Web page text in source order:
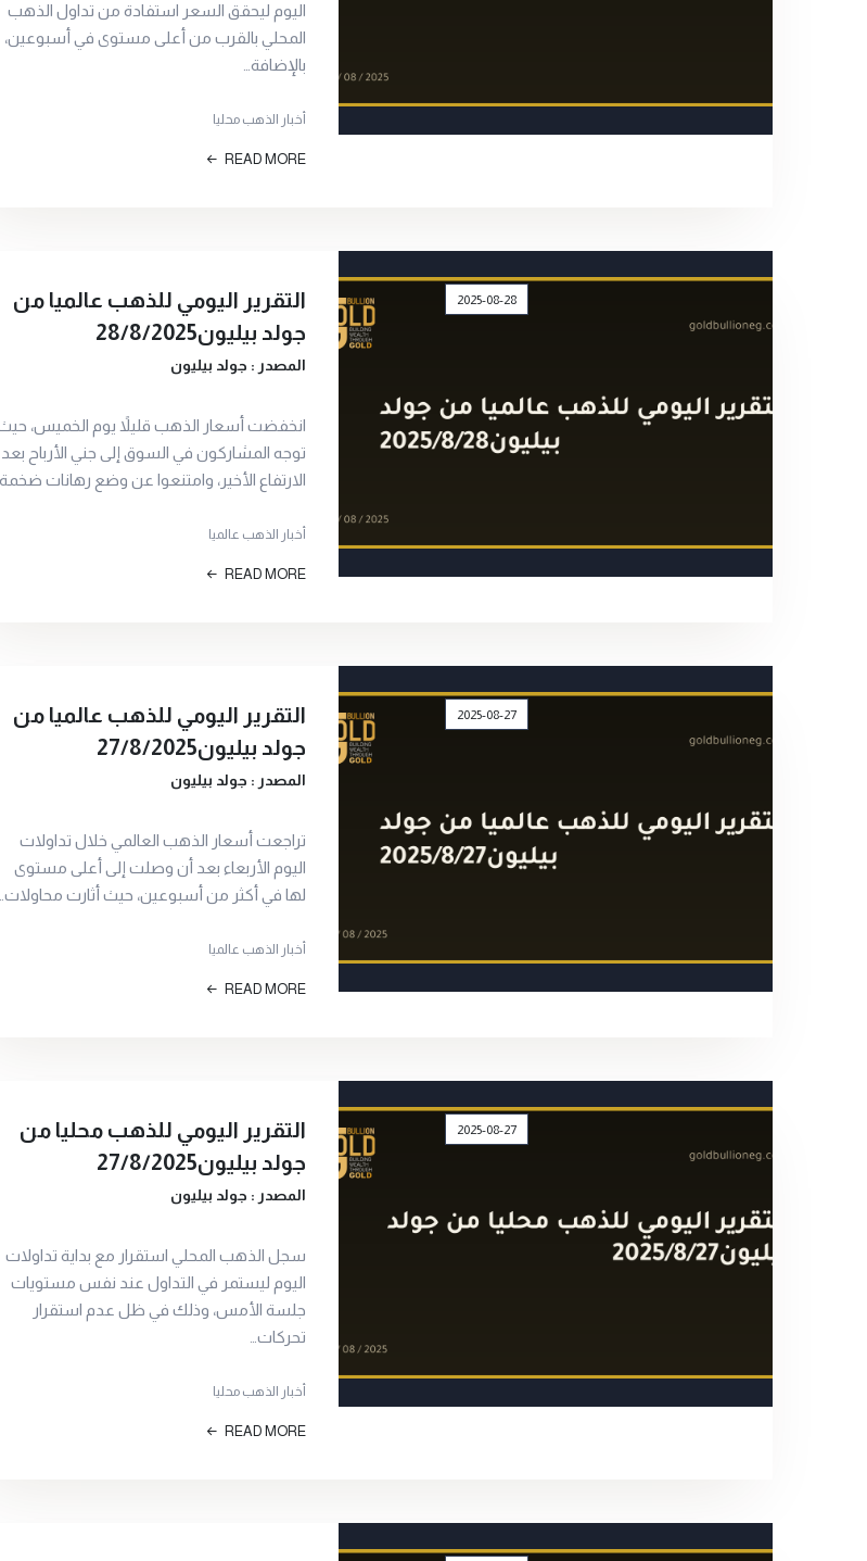
اليوم ليحقق السعر استفادة من تداول الذهب
المحلي بالقرب من أعلى مستوى في أسبوعين،
بالإضافة…
أخبار الذهب محليا
READ MORE
2025-08-28
التقرير اليومي للذهب عالميا من
جولد بيليون28/8/2025
المصدر : جولد بيليون
انخفضت أسعار الذهب قليلاً يوم الخميس،
توجه المشاركون في السوق إلى جني الأرباح بعد
الارتفاع الأخير، وامتنعوا عن وضع رهانات ضخمة…
أخبار الذهب عالميا
READ MORE
2025-08-27
التقرير اليومي للذهب عالميا من
جولد بيليون27/8/2025
المصدر : جولد بيليون
تراجعت أسعار الذهب العالمي خلال تداولات
اليوم الأربعاء بعد أن وصلت إلى أعلى مستوى
لها في أكثر من أسبوعين، حيث أثارت محاولات…
أخبار الذهب عالميا
READ MORE
2025-08-27
التقرير اليومي للذهب محليا من
جولد بيليون27/8/2025
المصدر : جولد بيليون
سجل الذهب المحلي استقرار مع بداية تداولات
اليوم ليستمر في التداول عند نفس مستويات
جلسة الأمس، وذلك في ظل عدم استقرار
تحركات…
أخبار الذهب محليا
READ MORE